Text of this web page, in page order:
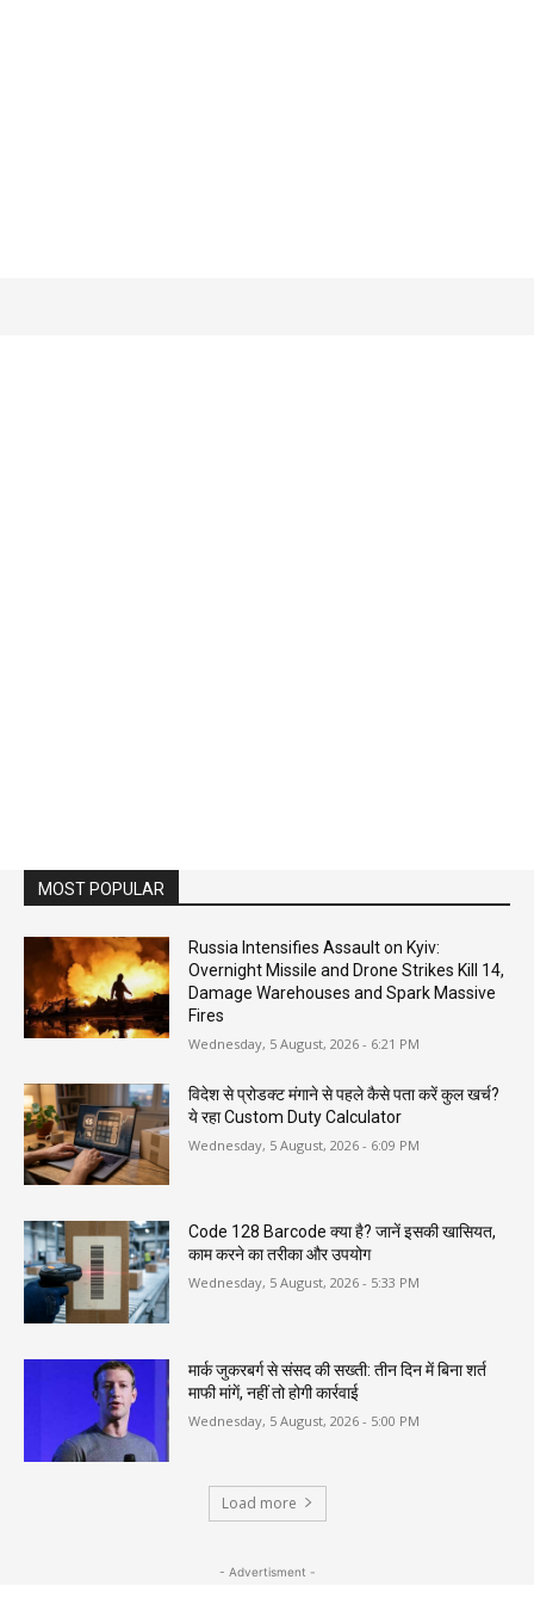
MOST POPULAR
Russia Intensifies Assault on Kyiv:
Overnight Missile and Drone Strikes Kill 14,
Damage Warehouses and Spark Massive
Fires
Wednesday, 5 August, 2026 - 6:21 PM
विदेश से प्रोडक्ट मंगाने से पहले कैसे पता करें कुल खर्च?
ये रहा Custom Duty Calculator
Wednesday, 5 August, 2026 - 6:09 PM
Code 128 Barcode क्या है? जानें इसकी खासियत,
काम करने का तरीका और उपयोग
Wednesday, 5 August, 2026 - 5:33 PM
मार्क जुकरबर्ग से संसद की सख्ती: तीन दिन में बिना शर्त
माफी मांगें, नहीं तो होगी कार्रवाई
Wednesday, 5 August, 2026 - 5:00 PM
Load more
- Advertisment -